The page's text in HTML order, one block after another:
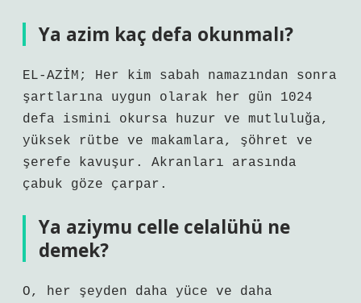
Ya azim kaç defa okunmalı?
EL-AZİM; Her kim sabah namazından sonra
şartlarına uygun olarak her gün 1024
defa ismini okursa huzur ve mutluluğa,
yüksek rütbe ve makamlara, şöhret ve
şerefe kavuşur. Akranları arasında
çabuk göze çarpar.
Ya aziymu celle celalühü ne
demek?
O, her şeyden daha yüce ve daha